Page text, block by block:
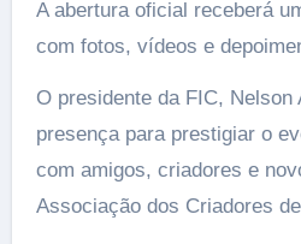
A abertura oficial receberá
com fotos, vídeos e
O presidente da FIC, Nelson
presença para prestigiar o
com amigos, criadores e
Associação dos Criadores